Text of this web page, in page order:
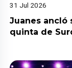
31 Jul 2026
Juanes ancló
quinta de